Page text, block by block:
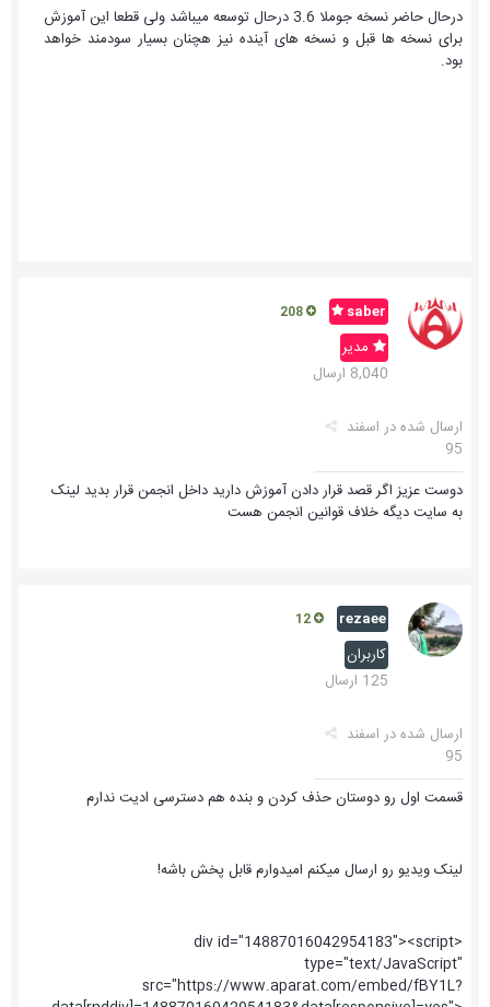
درحال حاضر نسخه جوملا 3.6 درحال توسعه میباشد ولی قطعا این آموزش
برای نسخه ها قبل و نسخه های آینده نیز هچنان بسیار سودمند خواهد
بود.
saber
مدیر
8,040 ارسال
ارسال شده در اسفند
95
دوست عزیز اگر قصد قرار دادن آموزش دارید داخل انجمن قرار بدید لینک
به سایت دیگه خلاف قوانین انجمن هست
rezaee
کاربران
125 ارسال
ارسال شده در اسفند
95
قسمت اول رو دوستان حذف کردن و بنده هم دسترسی ادیت ندارم
لینک ویدیو رو ارسال میکنم امیدوارم قابل پخش باشه!
<div id="14887016042954183"><script
type="text/JavaScript"
src="https://www.aparat.com/embed/fBY1L?